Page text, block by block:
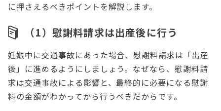
に押さえるべきポイントを解説します。
（1）慰謝料請求は出産後に行う
妊娠中に交通事故にあった場合、慰謝料請求は「出産
後」に進めるようにしましょう。なぜなら、慰謝料請
求は交通事故による影響と、最終的に必要になる慰謝
料の金額がわかってから行うべきだからです。